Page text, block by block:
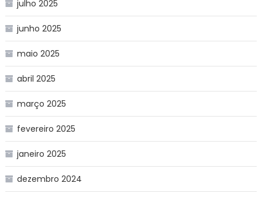
julho 2025
junho 2025
maio 2025
abril 2025
março 2025
fevereiro 2025
janeiro 2025
dezembro 2024